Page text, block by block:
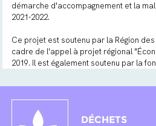
démarche d'accompagnement et la
2021-2022.
Ce projet est soutenu par la Région
cadre de l'appel à projet régional
2019. Il est également soutenu par la
DÉCHETS